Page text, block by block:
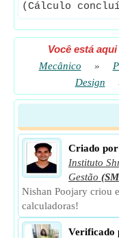
(Cálculo
Você está aqui
Mecânico
»
Design
Criado por
Instituto
Gestão
Nishan Poojary criou
calculadoras!
Verificado